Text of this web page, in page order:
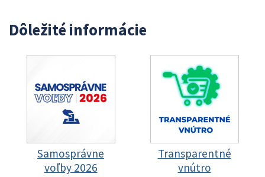
Dôležité informácie
Samosprávne
voľby 2026
Transparentné
vnútro